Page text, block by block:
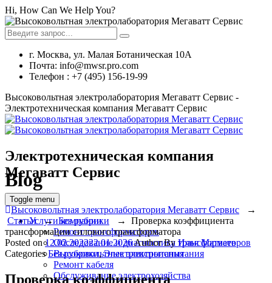
Hi, How Can We Help You?
г. Москва, ул. Малая Ботаническая 10А
Почта: info@mwsr.pro.com
Телефон : +7 (495) 156-19-99
Высоковольтная электролаборатория Мегаватт Сервис -
Электротехническая компания Мегаватт Сервис
Электротехническая компания
Мегаватт Сервис
Toggle menu
Услуги компании
Ремонт трансформаторов
Обследование и диагностика трансформаторов
Высоковольтные электроиспытания
Ремонт кабеля
Обслуживание электрохозяйства
Blog
Высоковольтная электролаборатория Мегаватт Сервис
→
Статьи→Без рубрики → Проверка коэффициента
трансформации силового трансформатора
Posted on12.02.202222.01.2026AuthorBy Илья Матвеев
CategoriesБез рубрики,Электроиспытания
Проверка коэффициента